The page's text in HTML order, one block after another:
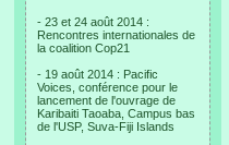
- 23 et 24 août 2014 :
Rencontres internationales de
la coalition Cop21
- 19 août 2014 : Pacific
Voices, conférence pour le
lancement de l'ouvrage de
Karibaiti Taoaba, Campus bas
de l'USP, Suva-Fiji Islands